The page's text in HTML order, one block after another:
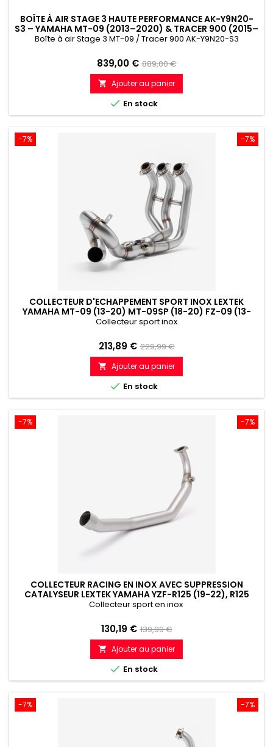
BOÎTE À AIR STAGE 3 HAUTE PERFORMANCE AK-Y9N20-
S3 – YAMAHA MT-09 (2013–2020) & TRACER 900 (2015–
2020)
Boîte à air Stage 3 MT-09 / Tracer 900 AK-Y9N20-S3
Prix
839,00 € Prix
de
référence
889,00 €
 Ajouter au panier
 En stock
-7%
-7%
COLLECTEUR D'ECHAPPEMENT SPORT INOX LEXTEK
YAMAHA MT-09 (13-20) MT-09SP (18-20) FZ-09 (13-
20) XSR900 (16-20)
Collecteur sport inox
Prix
213,89 € Prix
de
référence
229,99 €
 Ajouter au panier
 En stock
-7%
-7%
COLLECTEUR RACING EN INOX AVEC SUPPRESSION
CATALYSEUR LEXTEK YAMAHA YZF-R125 (19-22), R125
(23-24)
Collecteur sport en inox
Prix
130,19 € Prix
de
référence
139,99 €
 Ajouter au panier
 En stock
-7%
-7%